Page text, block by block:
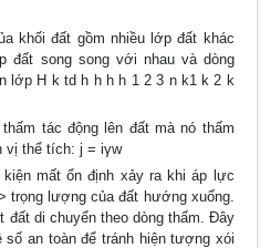
khối đất gồm nhiều lớp đất khác
đất song song với nhau và dòng
lớp H k td h h h h 1 2 3 n k1 k 2 k
tác động lên đất mà nó thấm
vị thể tích: j = iγw
mất ổn định xảy ra khi áp lực
trọng lượng của đất hướng xuống.
đất di chuyển theo dòng thấm. Đây
số an toàn để tránh hiện tượng xói